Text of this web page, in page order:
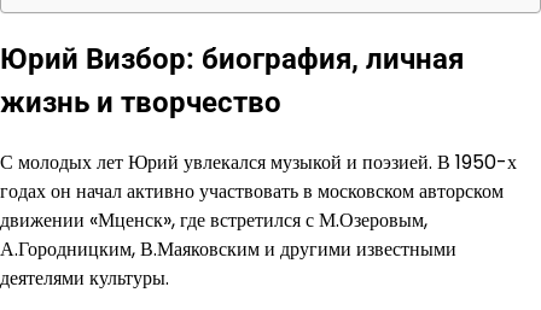
Юрий Визбор: биография, личная
жизнь и творчество
С молодых лет Юрий увлекался музыкой и поэзией. В 1950-х
годах он начал активно участвовать в московском авторском
движении «Мценск», где встретился с М.Озеровым,
А.Городницким, В.Маяковским и другими известными
деятелями культуры.